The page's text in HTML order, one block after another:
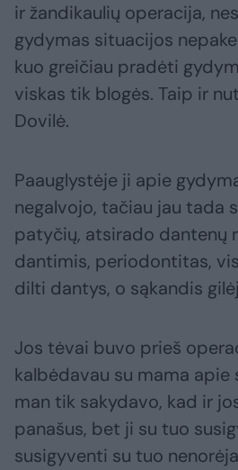
ir žandikaulių operacija,
gydymas situacijos
kuo greičiau pradėti
viskas tik blogės. Taip ir
Dovilė.
Paauglystėje ji apie
negalvojo, tačiau jau tada
patyčių, atsirado dantenų
dantimis, periodontitas,
dilti dantys, o sąkandis
Jos tėvai buvo prieš
kalbėdavau su mama apie
man tik sakydavo, kad ir
panašus, bet ji su tuo
susigyventi su tuo